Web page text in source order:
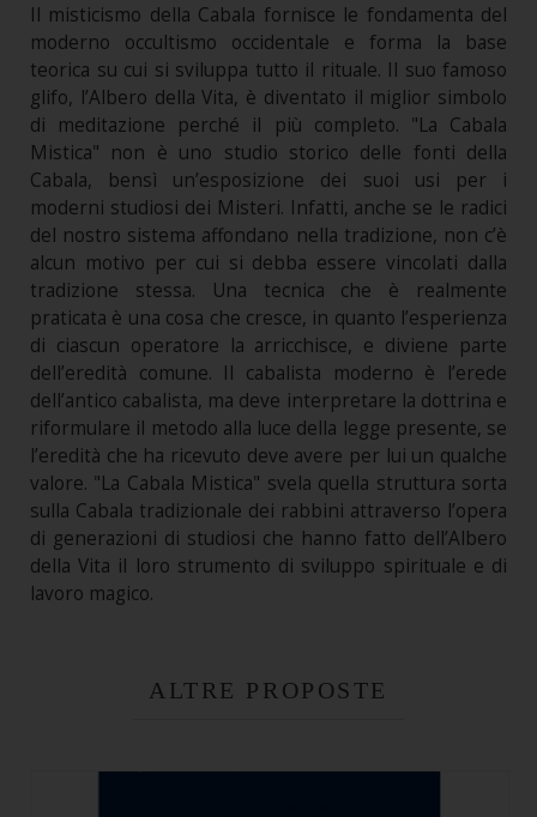
Il misticismo della Cabala fornisce le fondamenta del
moderno occultismo occidentale e forma la base
teorica su cui si sviluppa tutto il rituale. Il suo famoso
glifo, l’Albero della Vita, è diventato il miglior simbolo
di meditazione perché il più completo. "La Cabala
Mistica" non è uno studio storico delle fonti della
Cabala, bensì un’esposizione dei suoi usi per i
moderni studiosi dei Misteri. Infatti, anche se le radici
del nostro sistema affondano nella tradizione, non c’è
alcun motivo per cui si debba essere vincolati dalla
tradizione stessa. Una tecnica che è realmente
praticata è una cosa che cresce, in quanto l’esperienza
di ciascun operatore la arricchisce, e diviene parte
dell’eredità comune. Il cabalista moderno è l’erede
dell’antico cabalista, ma deve interpretare la dottrina e
riformulare il metodo alla luce della legge presente, se
l’eredità che ha ricevuto deve avere per lui un qualche
valore. "La Cabala Mistica" svela quella struttura sorta
sulla Cabala tradizionale dei rabbini attraverso l’opera
di generazioni di studiosi che hanno fatto dell’Albero
della Vita il loro strumento di sviluppo spirituale e di
lavoro magico.
ALTRE PROPOSTE